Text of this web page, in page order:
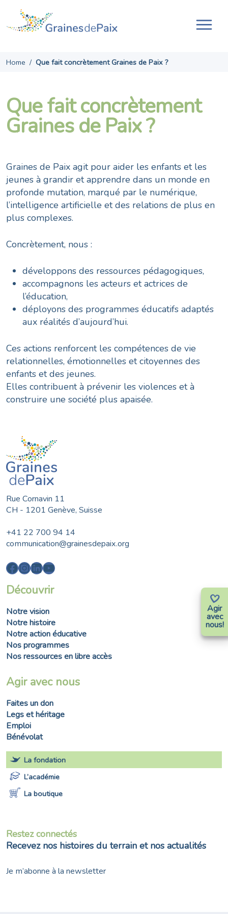
content
Agir
avec
nous!
Home / Que fait concrètement Graines de Paix ?
Que fait concrètement
Graines de Paix ?
Graines de Paix agit pour aider les enfants et les
jeunes à grandir et apprendre dans un monde en
profonde mutation, marqué par le numérique,
l’intelligence artificielle et des relations de plus en
plus complexes.
Concrètement, nous :
développons des ressources pédagogiques,
accompagnons les acteurs et actrices de
l’éducation,
déployons des programmes éducatifs adaptés
aux réalités d’aujourd’hui.
Ces actions renforcent les compétences de vie
relationnelles, émotionnelles et citoyennes des
enfants et des jeunes.
Elles contribuent à prévenir les violences et à
construire une société plus apaisée.
Rue Cornavin 11
CH - 1201 Genève, Suisse
+41 22 700 94 14
communication@grainesdepaix.org
Facebook
Instagram
LinkedIn
YouTube
Découvrir
Notre vision
Notre histoire
Notre action éducative
Nos programmes
Nos ressources en libre accès
Agir avec nous
Faites un don
Legs et héritage
Emploi
Bénévolat
La fondation
L’académie
La boutique
Restez connectés
Recevez nos histoires du terrain et nos actualités
Je m’abonne à la newsletter